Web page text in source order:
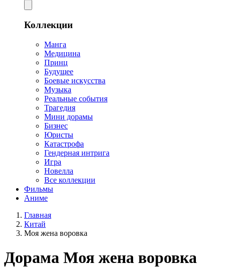
Коллекции
Манга
Медицина
Принц
Будущее
Боевые искусства
Музыка
Реальные события
Трагедия
Мини дорамы
Бизнес
Юристы
Катастрофа
Гендерная интрига
Игра
Новелла
Все коллекции
Фильмы
Аниме
Главная
Китай
Моя жена воровка
Дорама Моя жена воровка